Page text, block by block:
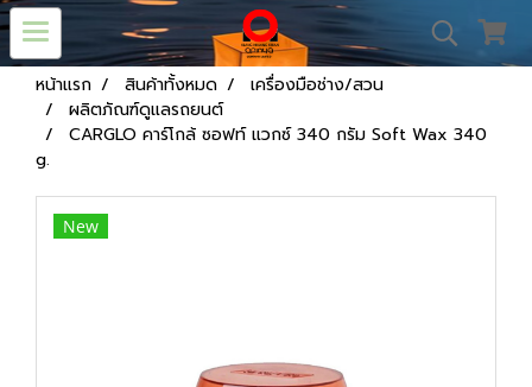
หน้าแรก สินค้าทั้งหมด
เครื่องมือช่าง/สวน
ผลิตภัณฑ์ดูแลรถยนต์
CARGLO คาร์โกล้ ซอฟท์ แวกซ์ 340 กรัม Soft Wax 340
g.
New